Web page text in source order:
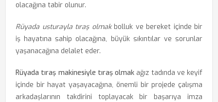
olacağına tabir olunur.
Rüyada usturayla tıraş olmakbolluk ve bereket içinde bir
iş hayatına sahip olacağına, büyük sıkıntılar ve sorunlar
yaşanacağına delalet eder.
Rüyada tıraş makinesiyle tıraş olmak ağız tadında ve keyif
içinde bir hayat yaşayacağına, önemli bir projede çalışma
arkadaşlarının takdirini toplayacak bir başarıya imza